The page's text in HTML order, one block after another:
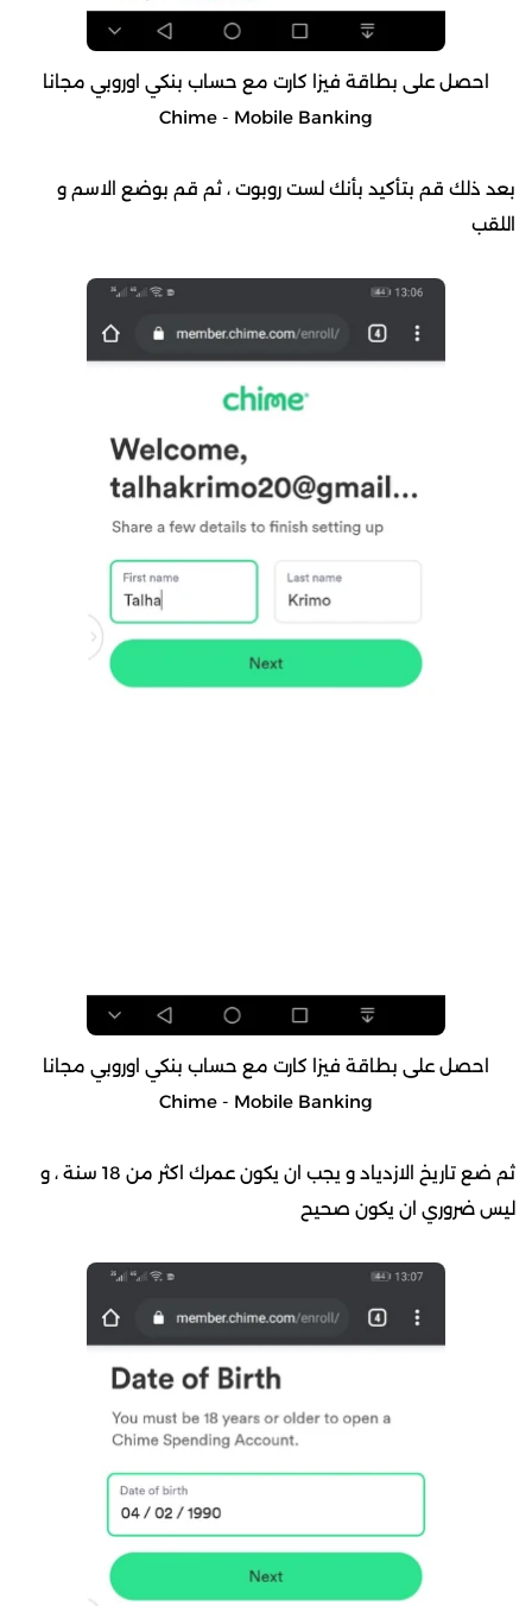
احصل على بطاقة فيزا كارت مع حساب بنكي اوروبي مجانا
Chime - Mobile Banking
بعد ذلك قم بتأكيد بأنك لست روبوت ، ثم قم بوضع الاسم و
اللقب
احصل على بطاقة فيزا كارت مع حساب بنكي اوروبي مجانا
Chime - Mobile Banking
ثم ضع تاريخ الازدياد و يجب ان يكون عمرك اكثر من 18 سنة ، و
ليس ضروري ان يكون صحيح